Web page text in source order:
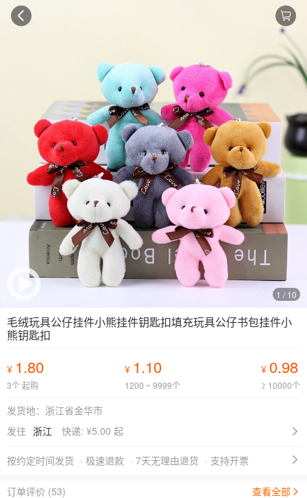
1 / 10
毛绒玩具公仔挂件小熊挂件钥匙扣填充玩具公仔书包挂件小
熊钥匙扣
¥ 1.80
3个 起购
¥ 1.10
1200 ~ 9999个
¥ 0.98
≥ 10000个
发货地：浙江省金华市
发往 浙江 快递: ¥5.00 起
按约定时间发货 · 极速退款 · 7天无理由退货 · 支持开票
订单评价 (53)
查看全部